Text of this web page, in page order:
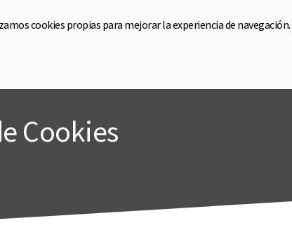
cookies propias para mejorar la experiencia de
Home Sensor Soluciones
Cookies